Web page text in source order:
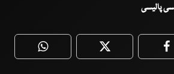
پالیسی
WhatsApp Twitter